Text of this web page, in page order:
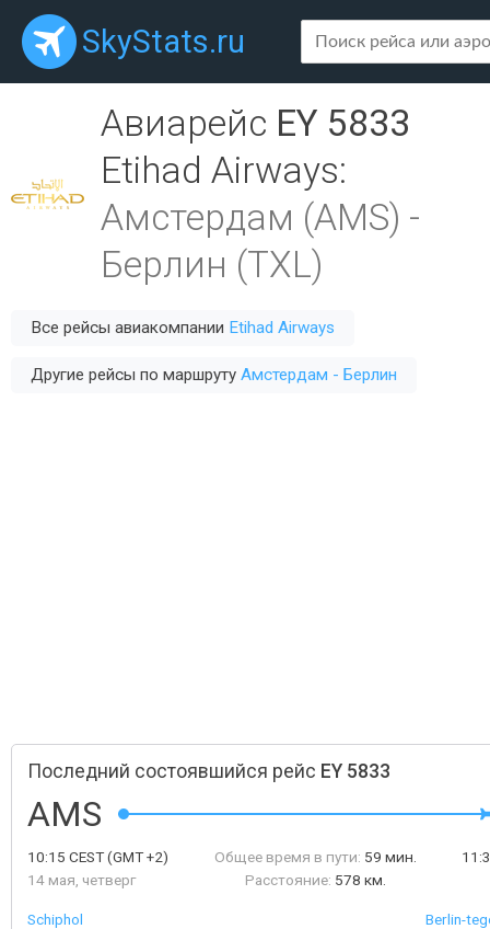
SkyStats.ru
Авиарейс EY 5833
Etihad Airways:
Амстердам (AMS) -
Берлин (TXL)
Все рейсы авиакомпании Etihad Airways
Другие рейсы по маршруту Амстердам - Берлин
Последний состоявшийся рейс EY 5833
AMS
10:15 CEST(GMT +2)
14 мая, четверг
Общее время в пути: 59 мин.
Расстояние: 578 км.
Schiphol
Berlin-